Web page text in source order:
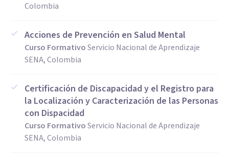
Colombia
Acciones de Prevención en Salud Mental
Curso FormativoServicio Nacional de Aprendizaje
SENA, Colombia
Certificación de Discapacidad y el Registro para
la Localización y Caracterización de las Personas
con Dispacidad
Curso FormativoServicio Nacional de Aprendizaje
SENA, Colombia